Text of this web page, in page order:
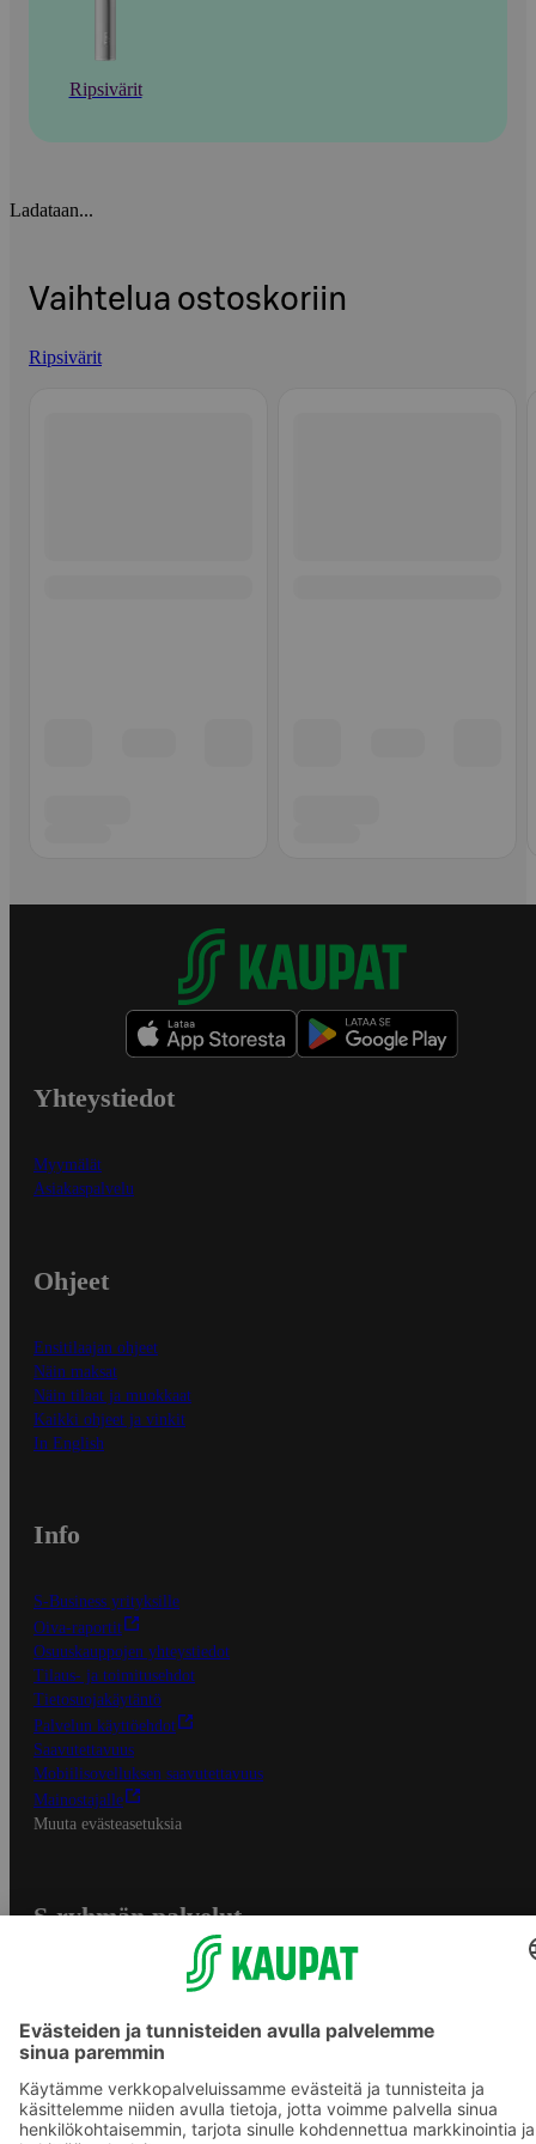
Ripsivärit
Ladataan...
Vaihtelua ostoskoriin
Ripsivärit
Yhteystiedot
Myymälät
Asiakaspalvelu
Ohjeet
Ensitilaajan ohjeet
Näin maksat
Näin tilaat ja muokkaat
Kaikki ohjeet ja vinkit
In English
Info
S-Business yrityksille
Oiva-raportit
Osuuskauppojen yhteystiedot
Tilaus- ja toimitusehdot
Tietosuojakäytäntö
Palvelun käyttöehdot
Saavutettavuus
Mobiilisovelluksen saavutettavuus
Mainostajalle
Muuta evästeasetuksia
S-ryhmän palvelut
Yhteishyvä Ruoka -sovellus
S-ostoslista -sovellus
Prisma.fi
Sokos.fi